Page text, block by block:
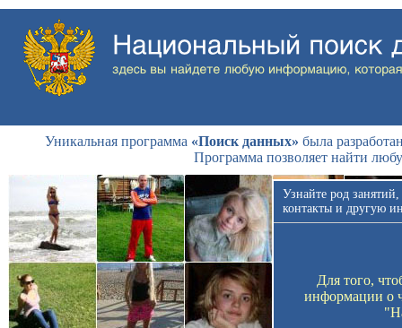
Уникальная программа «Поиск данных» была
Программа позволяет найти
Узнайте род
контакты и другую
Для того,
информации о